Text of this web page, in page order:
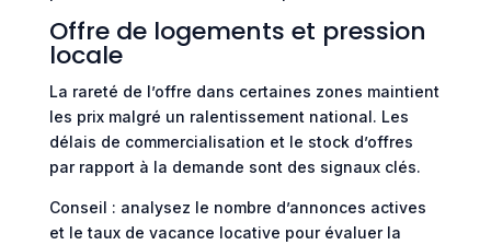
Offre de logements et pression
locale
La rareté de l’offre dans certaines zones maintient
les prix malgré un ralentissement national. Les
délais de commercialisation et le stock d’offres
par rapport à la demande sont des signaux clés.
Conseil : analysez le nombre d’annonces actives
et le taux de vacance locative pour évaluer la